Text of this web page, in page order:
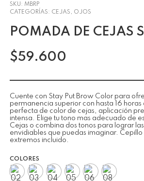
SKU: MBRP
CATEGORÍAS: CEJAS , OJOS
POMADA DE CEJAS
$59.600
Cuente con Stay Put Brow Color para
permanencia superior con hasta 16 horas
perfecta de color de cejas, aplicación
intensa. Elige tu tono mas adecuado de
Cejas o combina dos tonos para lograr
envidiables que puedas imaginar.
extremos incluido.
COLORES